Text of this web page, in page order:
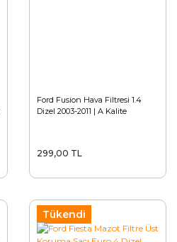
Ford Fusion Hava Filtresi 1.4
Dizel 2003-2011 | A Kalite
299,00 TL
Tükendi